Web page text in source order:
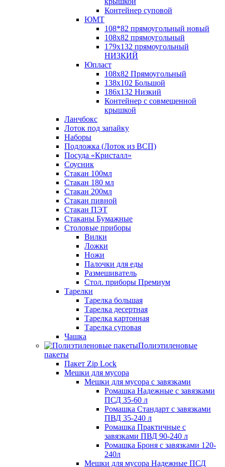
Контейнер суповой
ЮМТ
108*82 прямоугольный новый
108х82 прямоугольный
179х132 прямоугольный
НИЗКИЙ
Юпласт
108х82 Прямоугольный
138х102 Большой
186х132 Низкий
Контейнер с совмещенной
крышкой
Ланчбокс
Лоток под запайку
Наборы
Подложка (Лоток из ВСП)
Посуда «Кристалл»
Соусник
Стакан 100мл
Стакан 180 мл
Стакан 200мл
Стакан пивной
Стакан ПЭТ
Стаканы Бумажные
Столовые приборы
Вилки
Ложки
Ножи
Палочки для еды
Размешиватель
Стол. приборы Премиум
Тарелки
Тарелка большая
Тарелка десертная
Тарелка картонная
Тарелка суповая
Чашка
Полиэтиленовые
пакеты
Пакет Zip Lock
Мешки для мусора
Мешки для мусора с завязками
Ромашка Надежные с завязками
ПСД 35-60 л
Ромашка Стандарт с завязками
ПВД 35-240 л
Ромашка Практичные с
завязками ПВД 90-240 л
Ромашка Броня с завязками 120-
240л
Мешки для мусора Надежные ПСД